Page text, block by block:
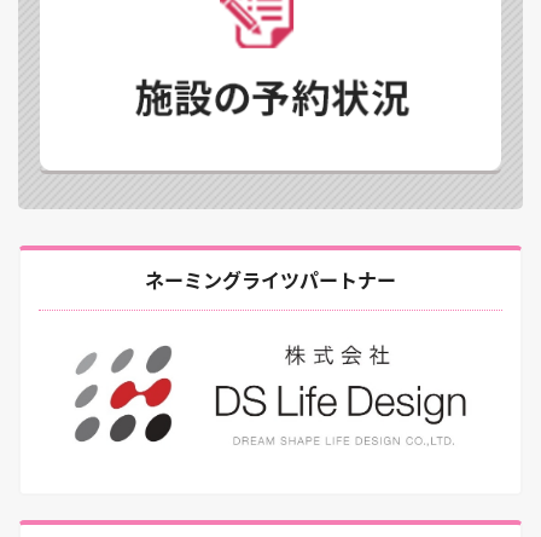
ネーミングライツパートナー